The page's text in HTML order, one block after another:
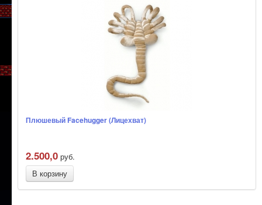
Плюшевый Facehugger (Лицехват)
2.500,0 руб.
В корзину